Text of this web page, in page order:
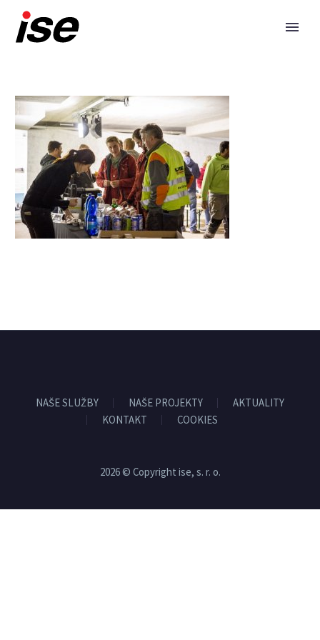
NAŠE SLUŽBY NAŠE PROJEKTY
AKTUALITY
KONTAKT
COOKIES
2026 © Copyright ise, s. r. o.